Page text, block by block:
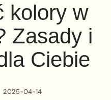
kolory w
Zasady i
Ciebie
2025-04-14